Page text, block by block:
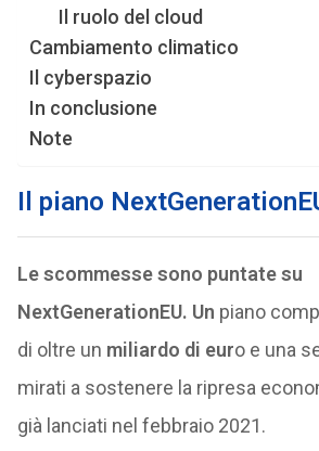
Il ruolo del cloud
Cambiamento climatico
Il cyberspazio
In conclusione
Note
Il piano
Le scommesse sono puntate su
NextGenerationEU. Un piano
di oltre un miliardo di euro e una
mirati a sostenere la ripresa
già lanciati nel febbraio 2021.